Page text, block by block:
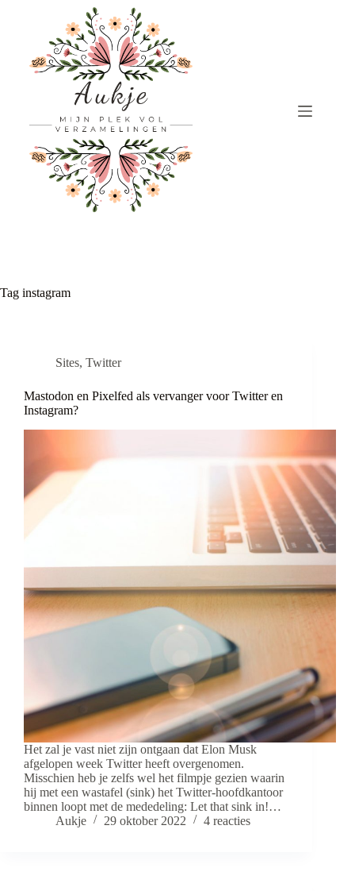
Tag instagram
Sites, Twitter
Mastodon en Pixelfed als vervanger voor Twitter en
Instagram?
Het zal je vast niet zijn ontgaan dat Elon Musk
afgelopen week Twitter heeft overgenomen.
Misschien heb je zelfs wel het filmpje gezien waarin
hij met een wastafel (sink) het Twitter-hoofdkantoor
binnen loopt met de mededeling: Let that sink in!…
Aukje
29 oktober 2022 4 reacties